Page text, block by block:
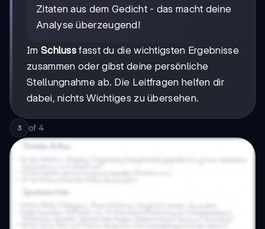
Zitaten aus dem Gedicht - das macht deine
Analyse überzeugend!
Im Schluss fasst du die wichtigsten Ergebnisse
zusammen oder gibst deine persönliche
Stellungnahme ab. Die Leitfragen helfen dir
dabei, nichts Wichtiges zu übersehen.
3 of 4